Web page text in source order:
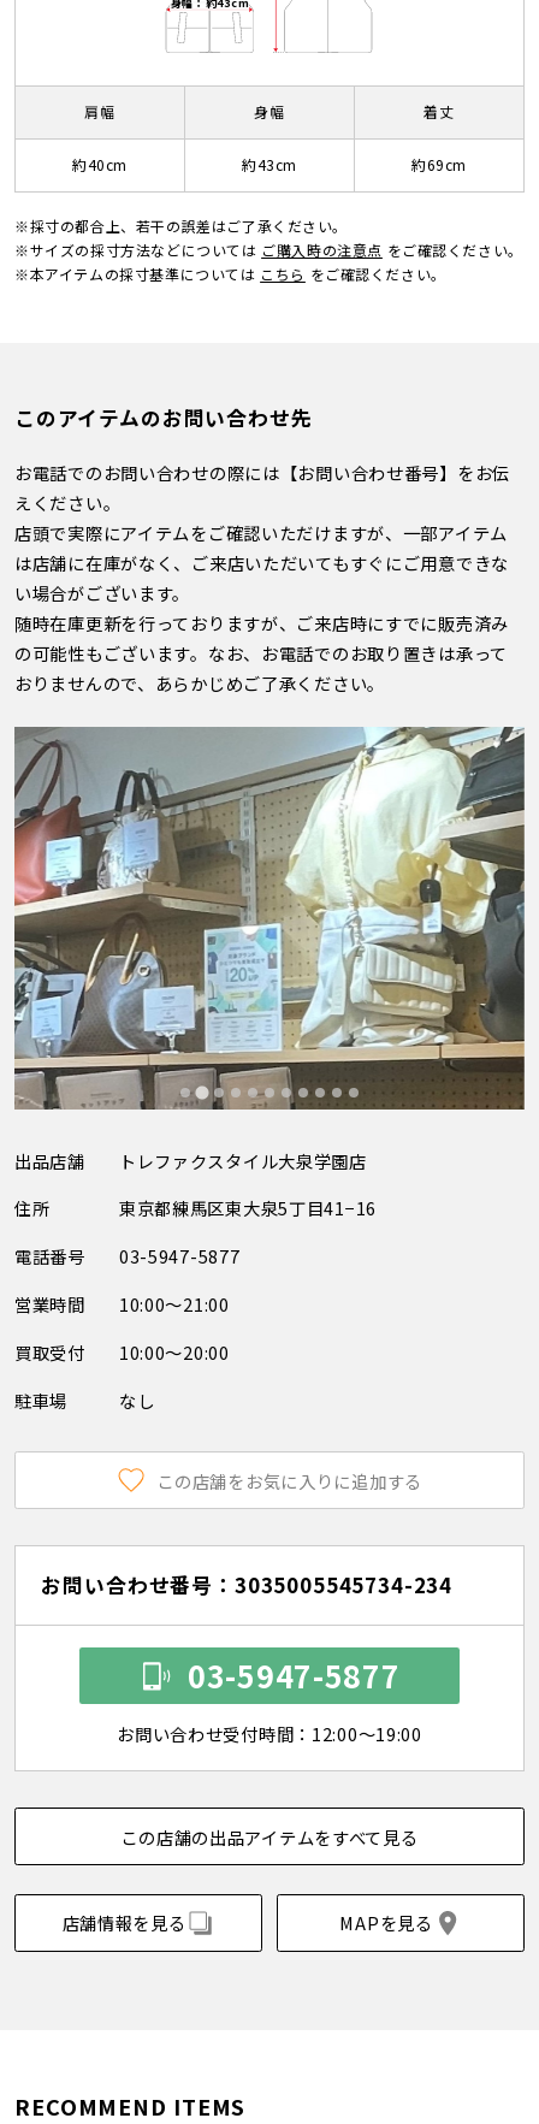
肩幅
約40cm
身幅
約43cm
着丈
約69cm
※採寸の都合上、若干の誤差はご了承ください。
※サイズの採寸方法などについては ご購入時の注意点 をご確認ください。
※本アイテムの採寸基準については こちら をご確認ください。
このアイテムのお問い合わせ先
お電話でのお問い合わせの際には【お問い合わせ番号】をお伝
えください。
店頭で実際にアイテムをご確認いただけますが、一部アイテム
は店舗に在庫がなく、ご来店いただいてもすぐにご用意できな
い場合がございます。
随時在庫更新を行っておりますが、ご来店時にすでに販売済み
の可能性もございます。なお、お電話でのお取り置きは承って
おりませんので、あらかじめご了承ください。
出品店舗
トレファクスタイル大泉学園店
住所
東京都練馬区東大泉5丁目41−16
電話番号
03-5947-5877
営業時間
10:00～21:00
買取受付
10:00～20:00
駐車場
なし
この店舗をお気に入りに追加する
お問い合わせ番号：3035005545734-234
03-5947-5877
お問い合わせ受付時間：12:00～19:00
この店舗の出品アイテムをすべて見る
店舗情報を見る MAPを見る
RECOMMEND ITEMS